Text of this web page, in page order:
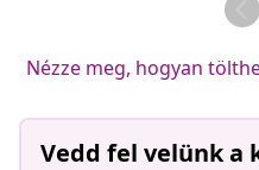
Nézze meg, hogyan
Vedd fel velünk a